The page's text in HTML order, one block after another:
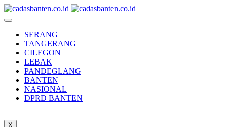
SERANG
TANGERANG
CILEGON
LEBAK
PANDEGLANG
BANTEN
NASIONAL
DPRD BANTEN
X